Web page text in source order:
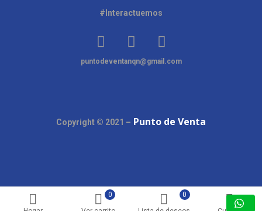
0
0
#Interactuemos
puntodeventanqn@gmail.com
Copyright © 2021 – Punto de Venta